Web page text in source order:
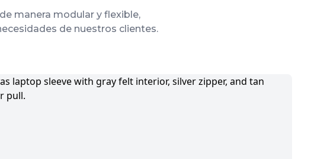
manera modular y flexible,
de nuestros clientes.